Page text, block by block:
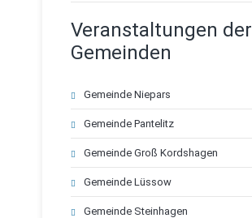
Veranstaltungen der
Gemeinden
Navigation
überspringen
Gemeinde Niepars
Gemeinde Pantelitz
Gemeinde Groß Kordshagen
Gemeinde Lüssow
Gemeinde Steinhagen